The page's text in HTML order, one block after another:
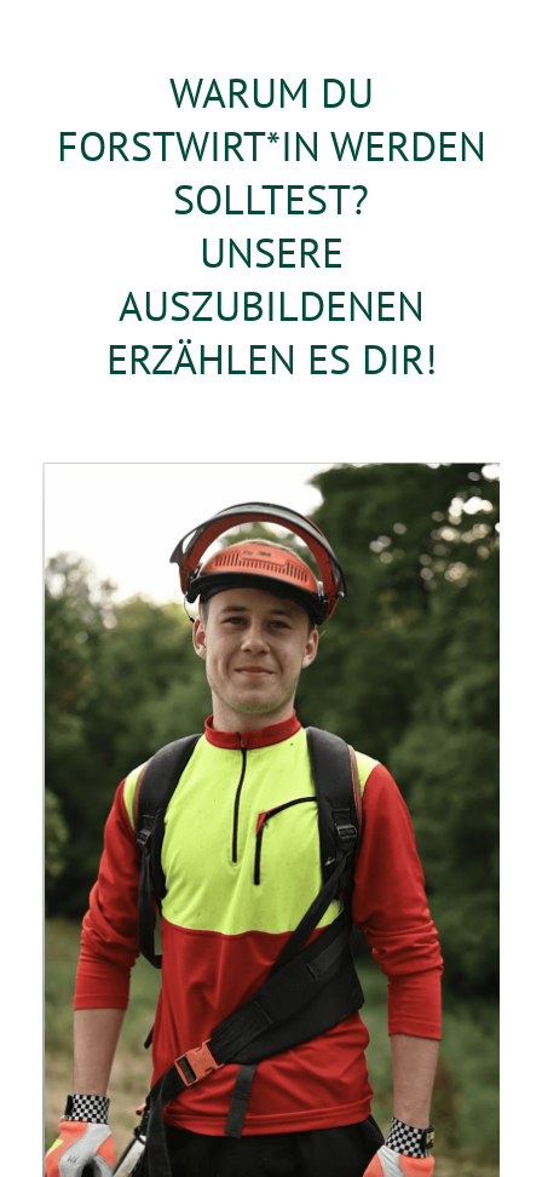
WARUM DU
FORSTWIRT*IN WERDEN
SOLLTEST?
UNSERE
AUSZUBILDENEN
ERZÄHLEN ES DIR!